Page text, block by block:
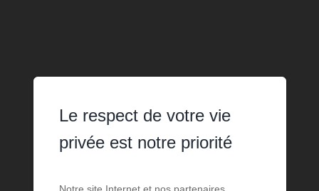
Le respect de votre vie
privée est notre priorité
Notre site Internet et nos partenaires